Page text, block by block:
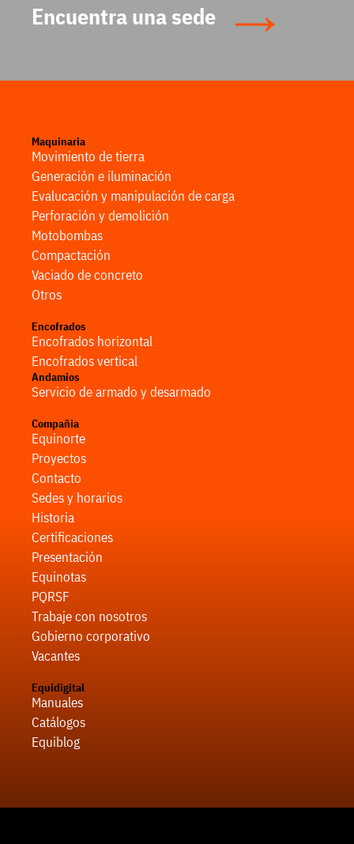
Encuentra una sede
Maquinaria
Movimiento de tierra
Generación e iluminación
Evalucación y manipulación de carga
Perforación y demolición
Motobombas
Compactación
Vaciado de concreto
Otros
Encofrados
Encofrados horizontal
Encofrados vertical
Andamios
Servicio de armado y desarmado
Compañia
Equinorte
Proyectos
Contacto
Sedes y horarios
Historia
Certificaciones
Presentación
Equinotas
PQRSF
Trabaje con nosotros
Gobierno corporativo
Vacantes
Equidigital
Manuales
Catálogos
Equiblog